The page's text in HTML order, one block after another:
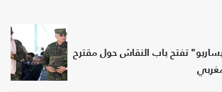
تفتح باب النقاش حول مقترح